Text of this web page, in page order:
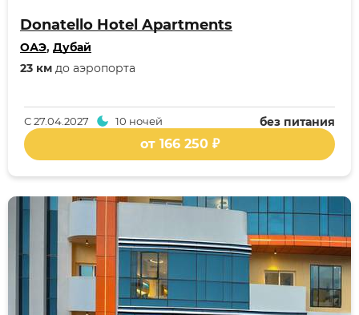
Donatello Hotel Apartments
ОАЭ, Дубай
23 км до аэропорта
без питания
С27.04.2027 10 ночей
от 166 250 ₽